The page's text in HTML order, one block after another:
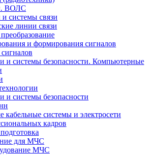
ВОЛС
системы связи
линии связи
и формирования сигналов
и системы безопасности. Компьютерные
и системы безопасности
кабельные системы и электросети
кадров
для МЧС
МЧС